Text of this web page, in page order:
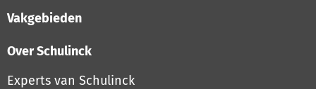
Vakgebieden
Over Schulinck
Experts van Schulinck